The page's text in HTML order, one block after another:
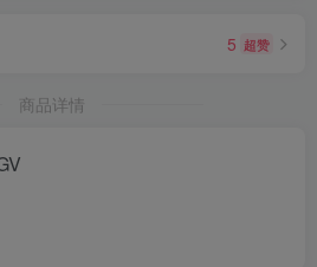
5 超赞
商品详情